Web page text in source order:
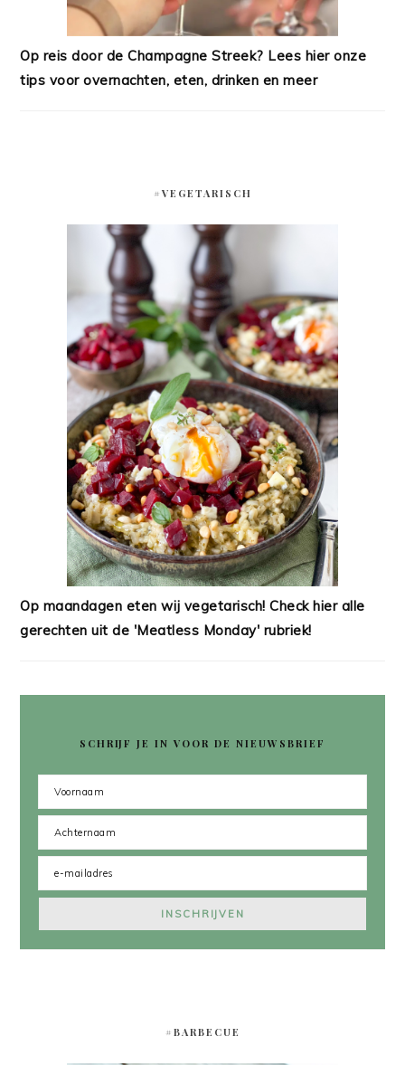
Op reis door de Champagne Streek? Lees hier onze
tips voor overnachten, eten, drinken en meer
#VEGETARISCH
Op maandagen eten wij vegetarisch! Check hier alle
gerechten uit de 'Meatless Monday' rubriek!
SCHRIJF JE IN VOOR DE NIEUWSBRIEF
#BARBECUE